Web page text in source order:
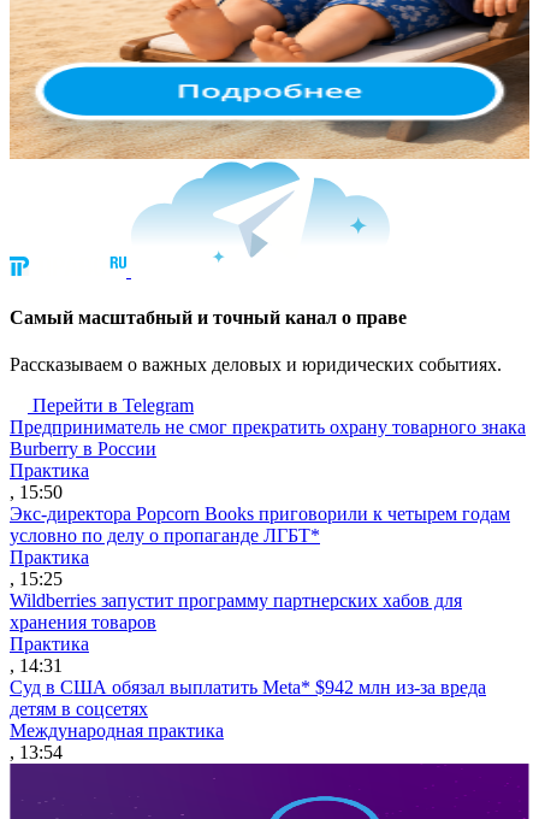
Cамый масштабный и точный канал о праве
Рассказываем о важных деловых и юридических событиях.
Перейти в Telegram
Предприниматель не смог прекратить охрану товарного знака
Burberry в России
Практика
, 15:50
Экс-директора Popcorn Books приговорили к четырем годам
условно по делу о пропаганде ЛГБТ*
Практика
, 15:25
Wildberries запустит программу партнерских хабов для
хранения товаров
Практика
, 14:31
Суд в США обязал выплатить Meta* $942 млн из-за вреда
детям в соцсетях
Международная практика
, 13:54